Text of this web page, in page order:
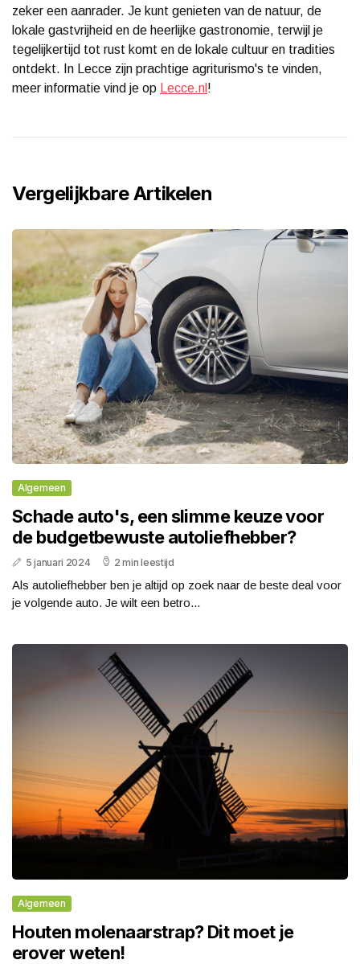
zeker een aanrader. Je kunt genieten van de natuur, de
lokale gastvrijheid en de heerlijke gastronomie, terwijl je
tegelijkertijd tot rust komt en de lokale cultuur en tradities
ontdekt. In Lecce zijn prachtige agriturismo's te vinden,
meer informatie vind je op
Lecce.nl !
Vergelijkbare Artikelen
Algemeen
Schade auto's, een slimme keuze voor
de budgetbewuste autoliefhebber?
5 januari 2024 2 min leestijd
Als autoliefhebber ben je altijd op zoek naar de beste deal voor
je volgende auto. Je wilt een betro...
Algemeen
Houten molenaarstrap? Dit moet je
erover weten!